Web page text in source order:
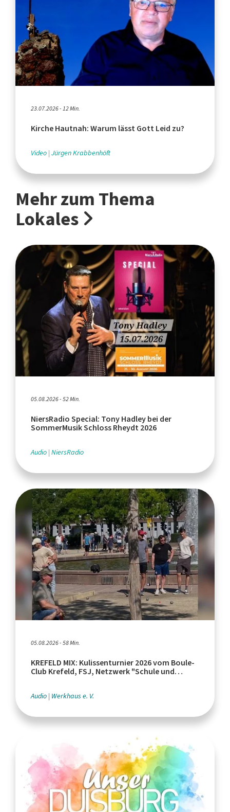
23.07.2026 - 12 Min.
Kirche Hautnah: Warum lässt Gott Leid zu?
Video Jürgen Krabbenhöft
Mehr zum Thema
Lokales
05.08.2026 - 52 Min.
NiersRadio Special: Tony Hadley bei der
SommerMusik Schloss Rheydt 2026
Audio NiersRadio
05.08.2026 - 58 Min.
KREFELD MIX: Kulissenturnier 2026 vom Boule-
Club Krefeld, FSJ, Netzwerk "Schule und
Audio Werkhaus e. V.